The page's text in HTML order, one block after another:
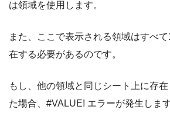
は領域を使用します。
また、ここで表示される領域はすべ
在する必要があるのです。
もし、他の領域と同じシート上に存
た場合、#VALUE! エラーが発生します